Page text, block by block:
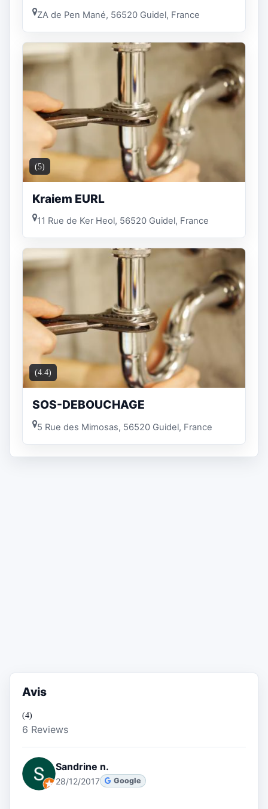
ZA de Pen Mané, 56520 Guidel, France
(5)
Kraiem EURL
11 Rue de Ker Heol, 56520 Guidel, France
(4.4)
SOS-DEBOUCHAGE
5 Rue des Mimosas, 56520 Guidel, France
Avis
(4)
6 Reviews
Sandrine n.
28/12/2017 Google